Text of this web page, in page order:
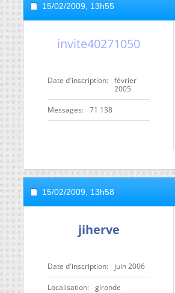
15/02/2009, 13h55
invite40271050
Date d'inscription
février
2005
Messages 71 138
15/02/2009, 13h58
jiherve
Date d'inscription juin 2006
Localisation gironde